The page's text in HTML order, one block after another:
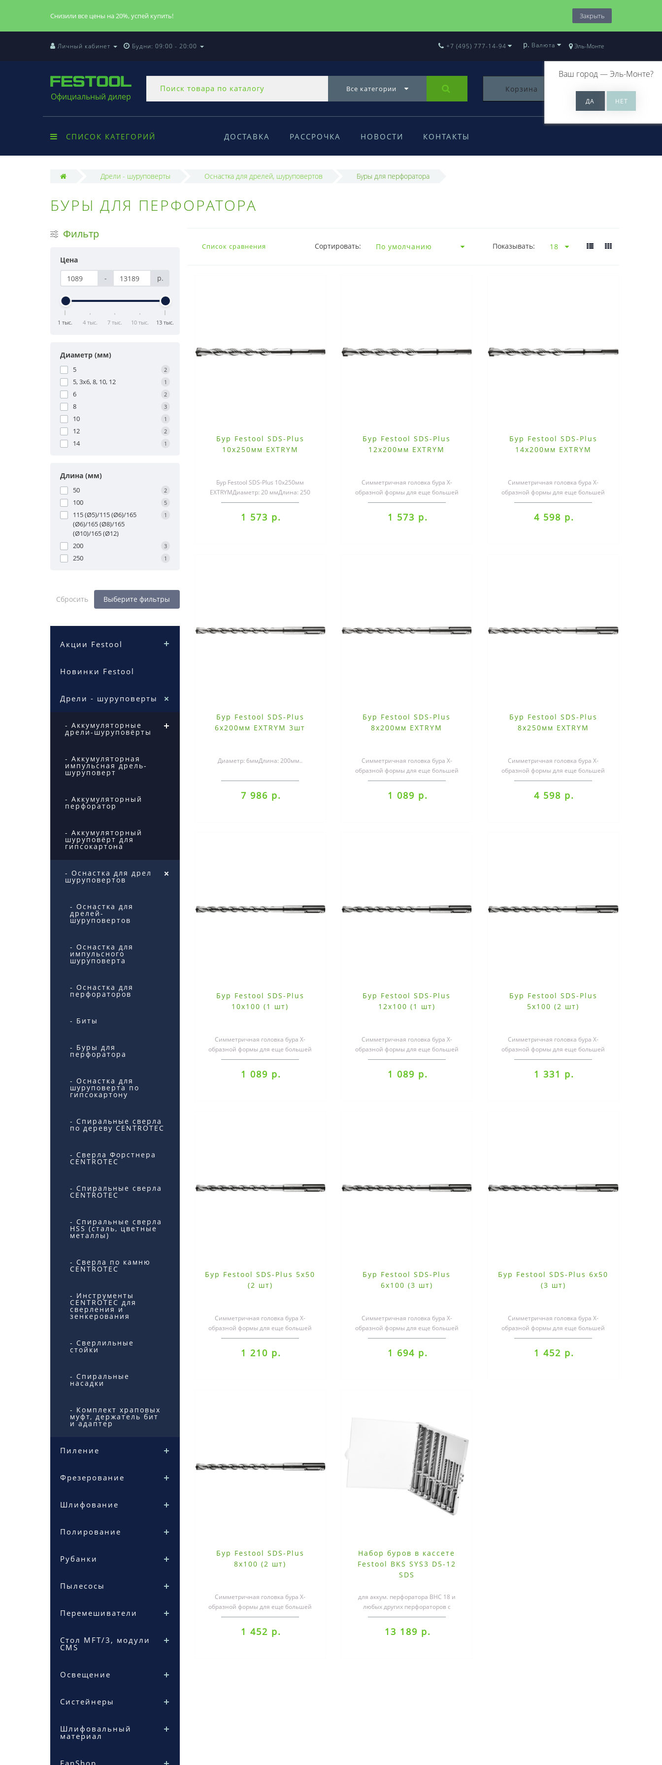
Снизили все цены на 20%, успей купить! Закрыть
Личный кабинет Будни: 09:00 - 20:00 Эль-Монте
Ваш город —Эль-Монте?
+7 (495) 777-14-94 р. Валюта
Официальный дилер
Все категории Корзина 0
СПИСОК КАТЕГОРИЙ ДОСТАВКА РАССРОЧКА НОВОСТИ КОНТАКТЫ
Дрели - шуруповерты Оснастка для дрелей, шуруповертов Буры для перфоратора
БУРЫ ДЛЯ ПЕРФОРАТОРА
Фильтр
Цена
-
р.
1 тыс. 4 тыс. 7 тыс. 10 тыс. 13 тыс.
Диаметр (мм)
5 2
5, 3x6, 8, 10, 12 1
6 2
8 3
10 1
12 2
14 1
Длина (мм)
50 2
100 5
115 (Ø5)/115 (Ø6)/165
(Ø6)/165 (Ø8)/165
(Ø10)/165 (Ø12)
1
200 3
250 1
Сбросить Выберите фильтры
Акции Festool
Новинки Festool
Дрели - шуруповерты
- Аккумуляторные
дрели-шуруповёрты
- Аккумуляторная
импульсная дрель-
шуруповерт
- Аккумуляторный
перфоратор
- Аккумуляторный
шуруповёрт для
гипсокартона
- Оснастка для дрелей,
шуруповертов
- Оснастка для
дрелей-
шуруповертов
- Оснастка для
импульсного
шуруповерта
- Оснастка для
перфораторов
- Биты
- Буры для
перфоратора
- Оснастка для
шуруповерта по
гипсокартону
- Спиральные сверла
по дереву CENTROTEC
- Сверла Форстнера
CENTROTEC
- Спиральные сверла
CENTROTEC
- Спиральные сверла
HSS (сталь, цветные
металлы)
- Сверла по камню
CENTROTEC
- Инструменты
CENTROTEC для
сверления и
зенкерования
- Сверлильные
стойки
- Спиральные
насадки
- Комплект храповых
муфт, держатель бит
и адаптер
Пиление
Фрезерование
Шлифование
Полирование
Рубанки
Пылесосы
Перемешиватели
Стол MFT/3, модули
CMS
Освещение
Систейнеры
Шлифовальный
материал
FanShop
Список сравнения Сортировать: Показывать:
Бур Festool SDS-Plus
10х250мм EXTRYM
Бур Festool SDS-Plus 10х250мм
EXTRYMДиаметр: 20 ммДлина: 250
мм..
1 573 р.
Бур Festool SDS-Plus
12х200мм EXTRYM
Симметричная головка бура X-
образной формы для еще большей
скорости сверленияШирокие
канальцы для оп..
1 573 р.
Бур Festool SDS-Plus
14х200мм EXTRYM
Симметричная головка бура X-
образной формы для еще большей
скорости сверленияШирокие
канальцы для оп..
4 598 р.
Бур Festool SDS-Plus
6х200мм EXTRYM 3шт
Диаметр: 6ммДлина: 200мм..
7 986 р.
Бур Festool SDS-Plus
8х200мм EXTRYM
Симметричная головка бура X-
образной формы для еще большей
скорости сверленияШирокие
канальцы для оп..
1 089 р.
Бур Festool SDS-Plus
8х250мм EXTRYM
Симметричная головка бура X-
образной формы для еще большей
скорости сверленияШирокие
канальцы для оп..
4 598 р.
Бур Festool SDS-Plus
10x100 (1 шт)
Симметричная головка бура X-
образной формы для еще большей
скорости сверленияШирокие
канальцы для оп..
1 089 р.
Бур Festool SDS-Plus
12x100 (1 шт)
Симметричная головка бура X-
образной формы для еще большей
скорости сверленияШирокие
канальцы для оп..
1 089 р.
Бур Festool SDS-Plus
5x100 (2 шт)
Симметричная головка бура X-
образной формы для еще большей
скорости сверленияШирокие
канальцы для оп..
1 331 р.
Бур Festool SDS-Plus 5x50
(2 шт)
Симметричная головка бура X-
образной формы для еще большей
скорости сверленияШирокие
канальцы для оп..
1 210 р.
Бур Festool SDS-Plus
6x100 (3 шт)
Симметричная головка бура X-
образной формы для еще большей
скорости сверленияШирокие
канальцы для оп..
1 694 р.
Бур Festool SDS-Plus 6x50
(3 шт)
Симметричная головка бура X-
образной формы для еще большей
скорости сверленияШирокие
канальцы для оп..
1 452 р.
Бур Festool SDS-Plus
8x100 (2 шт)
Симметричная головка бура X-
образной формы для еще большей
скорости сверленияШирокие
канальцы для оп..
1 452 р.
Набор буров в кассете
Festool BKS SYS3 D5-12
SDS
для аккум. перфоратора BHC 18 и
любых других перфораторов с
патроном SDS-Plus для систейнеров³
..
13 189 р.